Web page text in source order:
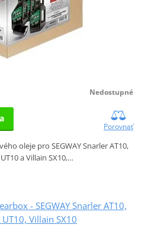
Nedostupné
Porovnať
oleje pro SEGWAY Snarler AT10,
a Villain SX10,…
- SEGWAY Snarler AT10,
Villain SX10